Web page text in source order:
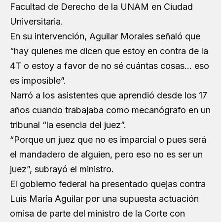
Facultad de Derecho de la UNAM en Ciudad
Universitaria.
En su intervención, Aguilar Morales señaló que
“hay quienes me dicen que estoy en contra de la
4T o estoy a favor de no sé cuántas cosas… eso
es imposible”.
Narró a los asistentes que aprendió desde los 17
años cuando trabajaba como mecanógrafo en un
tribunal “la esencia del juez”.
“Porque un juez que no es imparcial o pues será
el mandadero de alguien, pero eso no es ser un
juez”, subrayó el ministro.
El gobierno federal ha presentado quejas contra
Luis María Aguilar por una supuesta actuación
omisa de parte del ministro de la Corte con